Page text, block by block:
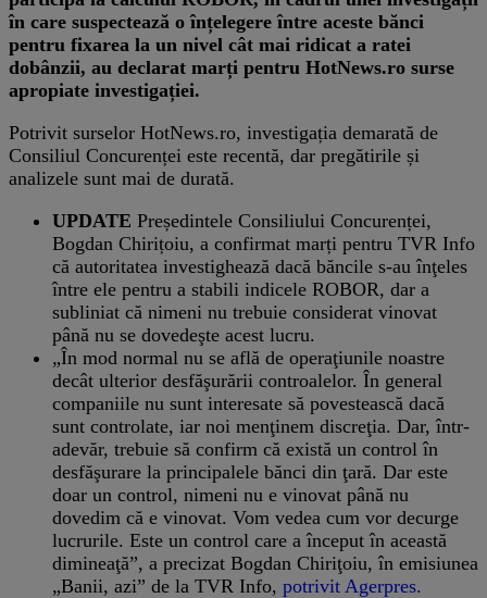
în care suspectează o înțelegere între aceste bănci
pentru fixarea la un nivel cât mai ridicat a ratei
dobânzii, au declarat marți pentru HotNews.ro surse
apropiate investigației.
Potrivit surselor HotNews.ro, investigația demarată de
Consiliul Concurenței este recentă, dar pregătirile și
analizele sunt mai de durată.
UPDATE Președintele Consiliului Concurenței,
Bogdan Chirițoiu, a confirmat marți pentru TVR Info
că autoritatea investighează dacă băncile s-au înţeles
între ele pentru a stabili indicele ROBOR, dar a
subliniat că nimeni nu trebuie considerat vinovat
până nu se dovedeşte acest lucru.
„În mod normal nu se află de operaţiunile noastre
decât ulterior desfăşurării controalelor. În general
companiile nu sunt interesate să povestească dacă
sunt controlate, iar noi menţinem discreţia. Dar, într-
adevăr, trebuie să confirm că există un control în
desfăşurare la principalele bănci din ţară. Dar este
doar un control, nimeni nu e vinovat până nu
dovedim că e vinovat. Vom vedea cum vor decurge
lucrurile. Este un control care a început în această
dimineaţă”, a precizat Bogdan Chiriţoiu, în emisiunea
„Banii, azi” de la TVR Info, potrivit Agerpres.